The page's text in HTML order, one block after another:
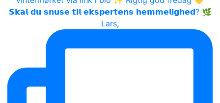
𝗦𝗸𝗮𝗹 𝗱𝘂 𝘀𝗻𝘂𝘀𝗲 𝘁𝗶𝗹 𝗲𝗸𝘀𝗽𝗲𝗿𝘁𝗲𝗻𝘀 𝗵𝗲𝗺𝗺𝗲𝗹𝗶𝗴𝗵𝗲𝗱? 🌿
Lars,